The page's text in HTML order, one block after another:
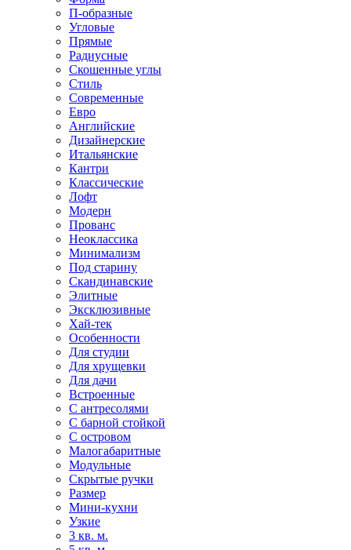
П-образные
Угловые
Прямые
Радиусные
Скошенные углы
Стиль
Современные
Евро
Английские
Дизайнерские
Итальянские
Кантри
Классические
Лофт
Модерн
Прованс
Неоклассика
Минимализм
Под старину
Скандинавские
Элитные
Эксклюзивные
Хай-тек
Особенности
Для студии
Для хрущевки
Для дачи
Встроенные
С антресолями
С барной стойкой
С островом
Малогабаритные
Модульные
Скрытые ручки
Размер
Мини-кухни
Узкие
3 кв. м.